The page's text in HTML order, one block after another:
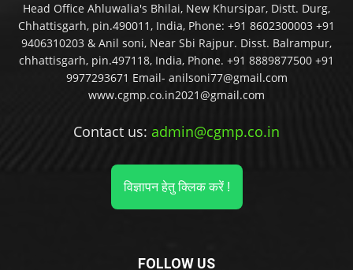
Head Office Ahluwalia's Bhilai, New Khursipar, Distt. Durg,
Chhattisgarh, pin.490011, India, Phone: +91 8602300003 +91
9406310203 & Anil soni, Near Sbi Rajpur. Disst. Balrampur,
chhattisgarh, pin.497118, India, Phone. +91 8889877500 +91
9977293671 Email- anilsoni77@gmail.com
www.cgmp.co.in2021@gmail.com
Contact us: admin@cgmp.co.in
विज्ञापन हेतु क्लिक करें !
FOLLOW US